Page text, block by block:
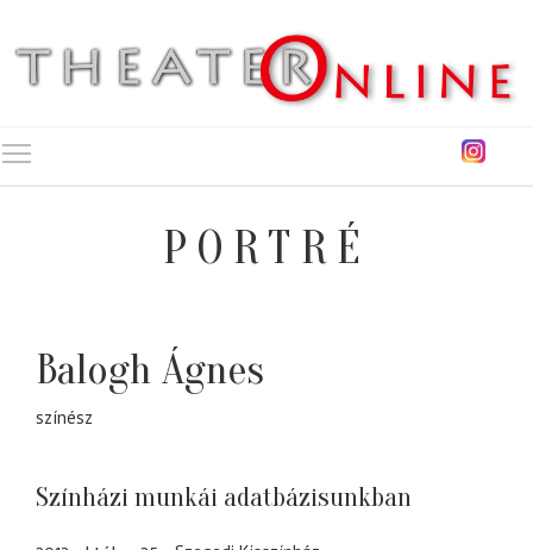
PORTRÉ
Balogh Ágnes
színész
Színházi munkái adatbázisunkban